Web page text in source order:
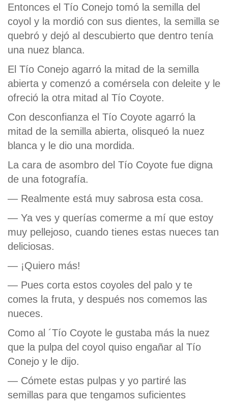
Entonces el Tío Conejo tomó la semilla del
coyol y la mordió con sus dientes, la semilla se
quebró y dejó al descubierto que dentro tenía
una nuez blanca.
El Tío Conejo agarró la mitad de la semilla
abierta y comenzó a comérsela con deleite y le
ofreció la otra mitad al Tío Coyote.
Con desconfianza el Tío Coyote agarró la
mitad de la semilla abierta, olisqueó la nuez
blanca y le dio una mordida.
La cara de asombro del Tío Coyote fue digna
de una fotografía.
— Realmente está muy sabrosa esta cosa.
— Ya ves y querías comerme a mí que estoy
muy pellejoso, cuando tienes estas nueces tan
deliciosas.
— ¡Quiero más!
— Pues corta estos coyoles del palo y te
comes la fruta, y después nos comemos las
nueces.
Como al ´Tío Coyote le gustaba más la nuez
que la pulpa del coyol quiso engañar al Tío
Conejo y le dijo.
— Cómete estas pulpas y yo partiré las
semillas para que tengamos suficientes